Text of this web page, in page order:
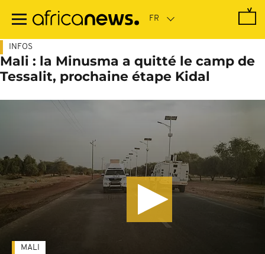
contenu
INFOS
Mali : la Minusma a quitté le camp de
Tessalit, prochaine étape Kidal
MALI